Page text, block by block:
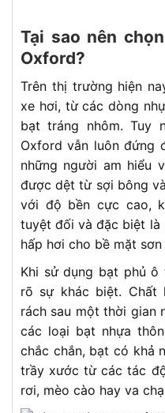
Tại sao nên
Oxford?
Trên thị trường hiện
xe hơi, từ các dòng
bạt tráng nhôm. Tuy
Oxford vẫn luôn đứng
những người am hiểu
được dệt từ sợi bông
với độ bền cực cao,
tuyệt đối và đặc biệt là
hấp hơi cho bề mặt sơn
Khi sử dụng bạt phủ ô
rõ sự khác biệt. Chất
rách sau một thời gian
các loại bạt nhựa
chắc chắn, bạt có khả
trầy xước từ các tác
rơi, mèo cào hay va